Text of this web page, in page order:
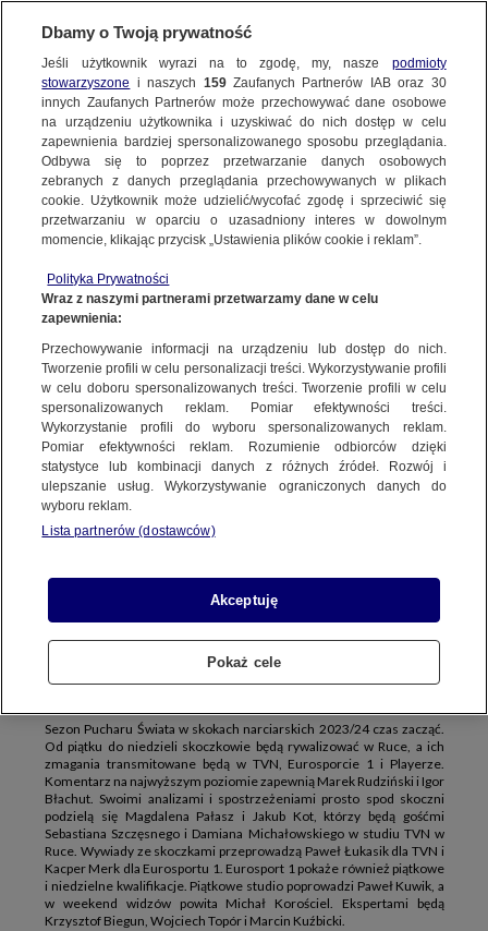
BIURO REKLAMY TVN MEDIA
23.11.2023
CZAS NA SKOKI! PUCHAR ŚWIATA W RUCE W WEEKEND
W TVN, EUROSPORCIE 1
I PLAYERZE
W nadchodzący weekend rozpocznie się nowy sezon Pucharu Świata
w skokach narciarskich. Skoczkowie, na czele z Dawidem Kubackim,
Kamilem Stochem i Piotrem Żyłą staną do rywalizacji w Ruce.
Transmisje konkursów w Finlandii dostępne będą w TVN,
Eurosporcie 1 i Playerze. Eurosport 1 i Player pokażą na żywo także
Sezon Pucharu Świata w skokach narciarskich 2023/24 czas zacząć.
Od piątku do niedzieli skoczkowie będą rywalizować w Ruce, a ich
zmagania transmitowane będą w TVN, Eurosporcie 1 i Playerze.
Komentarz na najwyższym poziomie zapewnią Marek Rudziński i Igor
Błachut. Swoimi analizami i spostrzeżeniami prosto spod skoczni
podzielą się Magdalena Pałasz i Jakub Kot, którzy będą gośćmi
Sebastiana Szczęsnego i Damiana Michałowskiego w studiu TVN w
Ruce. Wywiady ze skoczkami przeprowadzą Paweł Łukasik dla TVN i
Kacper Merk dla Eurosportu 1. Eurosport 1 pokaże również piątkowe
i niedzielne kwalifikacje. Piątkowe studio poprowadzi Paweł Kuwik, a
w weekend widzów powita Michał Korościel. Ekspertami będą
Krzysztof Biegun, Wojciech Topór i Marcin Kuźbicki.
Dbamy o Twoją prywatność
Jeśli użytkownik wyrazi na to zgodę, my, nasze podmioty
stowarzyszone i naszych 159Zaufanych Partnerów IAB oraz 30
innych Zaufanych Partnerów może przechowywać dane osobowe
na urządzeniu użytkownika i uzyskiwać do nich dostęp w celu
zapewnienia bardziej spersonalizowanego sposobu przeglądania.
Odbywa się to poprzez przetwarzanie danych osobowych
zebranych z danych przeglądania przechowywanych w plikach
cookie. Użytkownik może udzielić/wycofać zgodę i sprzeciwić się
przetwarzaniu w oparciu o uzasadniony interes w dowolnym
momencie, klikając przycisk „Ustawienia plików cookie i reklam”.
Polityka Prywatności
Wraz z naszymi partnerami przetwarzamy dane w celu
zapewnienia:
Przechowywanie informacji na urządzeniu lub dostęp do nich.
Tworzenie profili w celu personalizacji treści. Wykorzystywanie profili
w celu doboru spersonalizowanych treści. Tworzenie profili w celu
spersonalizowanych reklam. Pomiar efektywności treści.
Wykorzystanie profili do wyboru spersonalizowanych reklam.
Pomiar efektywności reklam. Rozumienie odbiorców dzięki
statystyce lub kombinacji danych z różnych źródeł. Rozwój i
ulepszanie usług. Wykorzystywanie ograniczonych danych do
wyboru reklam.
Lista partnerów (dostawców)
Akceptuję
Pokaż cele